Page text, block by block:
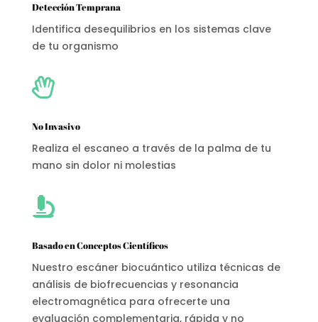
Detección Temprana
Identifica desequilibrios en los sistemas clave
de tu organismo

No Invasivo
Realiza el escaneo a través de la palma de tu
mano sin dolor ni molestias

Basado en Conceptos Científicos
Nuestro escáner biocuántico utiliza técnicas de
análisis de biofrecuencias y resonancia
electromagnética para ofrecerte una
evaluación complementaria, rápida y no